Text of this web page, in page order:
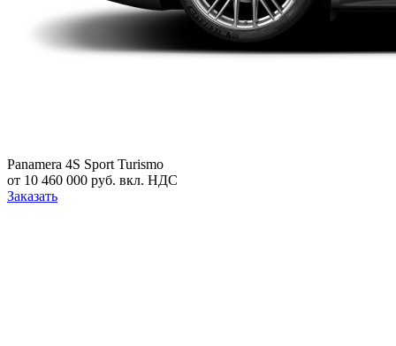
Panamera 4S Sport Turismo
от 10 460 000 руб. вкл. НДС
Заказать